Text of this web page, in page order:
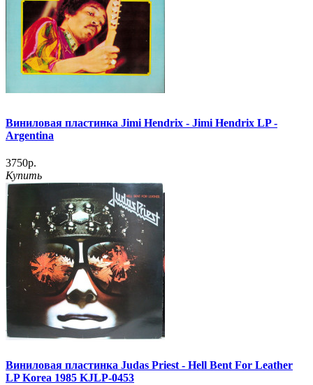
Виниловая пластинка Jimi Hendrix - Jimi Hendrix LP -
Argentina
3750р.
Купить
Виниловая пластинка Judas Priest - Hell Bent For Leather
LP Korea 1985 KJLP-0453